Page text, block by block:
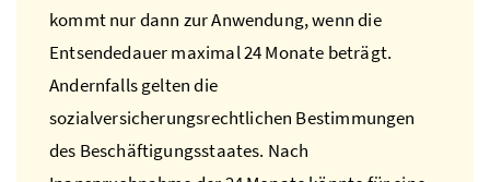
kommt nur dann zur Anwendung, wenn die
Entsendedauer maximal 24 Monate beträgt.
Andernfalls gelten die
sozialversicherungsrechtlichen Bestimmungen
des Beschäftigungsstaates. Nach